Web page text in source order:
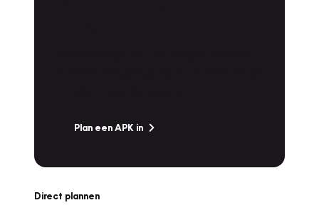
Plan een APK in
Direct plannen